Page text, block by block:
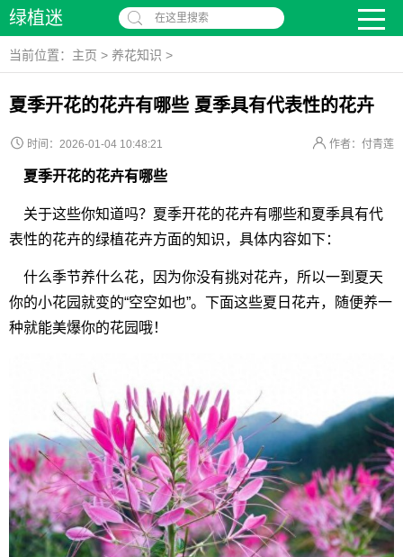
绿植迷 在这里搜索
当前位置： 主页 > 养花知识 >
夏季开花的花卉有哪些 夏季具有代表性的花卉
时间：2026-01-04 10:48:21 作者：付青莲
夏季开花的花卉有哪些
关于这些你知道吗？夏季开花的花卉有哪些和夏季具有代
表性的花卉的绿植花卉方面的知识，具体内容如下：
什么季节养什么花，因为你没有挑对花卉，所以一到夏天
你的小花园就变的“空空如也”。下面这些夏日花卉，随便养一
种就能美爆你的花园哦！